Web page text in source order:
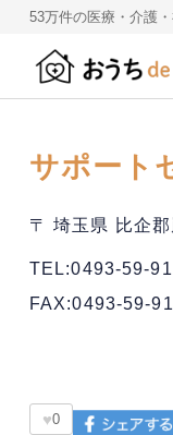
53万件の医療・介護
サポート
〒 埼玉県 比企
TEL:0493-59-
FAX:0493-59-
♥0